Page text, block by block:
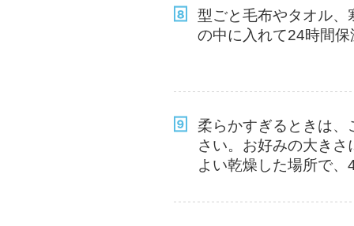
型ごと毛布やタオル
の中に入れて24時間
柔らかすぎるときは
さい。お好みの大き
よい乾燥した場所で